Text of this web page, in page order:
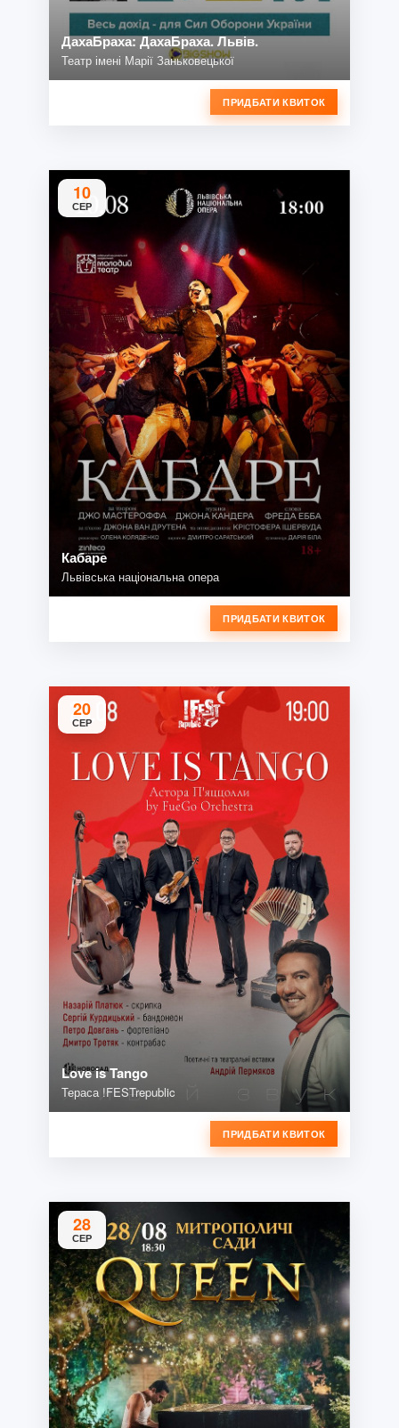
ДахаБраха: ДахаБраха. Львів.
Театр імені Марії Заньковецької
ПРИДБАТИ КВИТОК
10
СЕР
Кабаре
Львівська національна опера
ПРИДБАТИ КВИТОК
20
СЕР
Love is Tango
Тераса !FESTrepublic
ПРИДБАТИ КВИТОК
28
СЕР